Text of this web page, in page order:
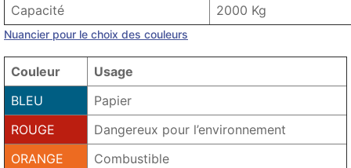
Capacité
2000 Kg
Nuancier pour le choix des couleurs
Couleur
Usage
BLEU
Papier
ROUGE
Dangereux pour l’environnement
ORANGE
Combustible